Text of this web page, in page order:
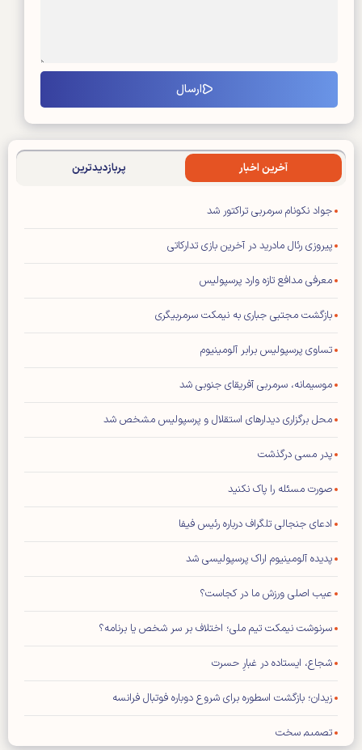
آخرین اخبار پربازدیدترین
جواد نکونام سرمربی تراکتور شد
پیروزی رئال مادرید در آخرین بازی تدارکاتی
معرفی مدافع تازه وارد پرسپولیس
بازگشت مجتبی جباری به نیمکت سرمربیگری
تساوی پرسپولیس برابر آلومینیوم
موسیمانه، سرمربی آفریقای جنوبی شد
محل برگزاری دیدار‌های استقلال و پرسپولیس مشخص شد
پدر مسی درگذشت
صورت مسئله را پاک نکنید
ادعای جنجالی تلگراف درباره رئیس فیفا
پدیده آلومینیوم اراک پرسپولیسی شد
عیب اصلی ورزش ما در کجاست؟
سرنوشت نیمکت تیم ملی؛ اختلاف بر سر شخص یا برنامه؟
شجاع، ایستاده در غبارِ حسرت
زیدان؛ بازگشت اسطوره برای شروع دوباره فوتبال فرانسه
تصمیم سخت